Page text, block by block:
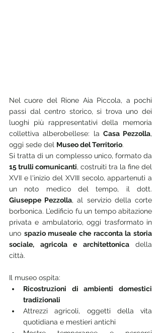
Nel cuore del Rione Aia Piccola, a pochi
passi dal centro storico, si trova uno dei
luoghi più rappresentativi della memoria
collettiva alberobellese: la Casa Pezzolla,
oggi sede del Museo del Territorio.
15 trulli comunicanti, costruiti tra la fine del
XVII e l'inizio del XVIII secolo, appartenuti a
Giuseppe Pezzolla, al servizio della corte
borbonica. L’edificio fu un tempo abitazione
privata e ambulatorio, oggi trasformato in
uno spazio museale che racconta la storia
sociale, agricola e architettonica della
città.
Il museo ospita:
Ricostruzioni di ambienti domestici
tradizionali
Attrezzi agricoli, oggetti della vita
quotidiana e mestieri antichi